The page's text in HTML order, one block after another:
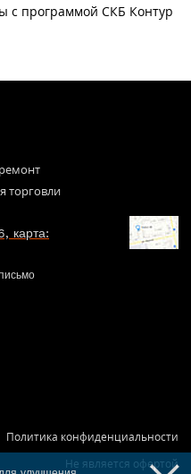
с программой СКБ Контур
торговли
карта:
Политика конфиденциальности
Не является офертой